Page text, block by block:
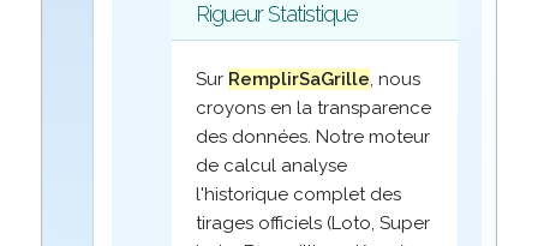
Rigueur Statistique
Sur RemplirSaGrille, nous
croyons en la transparence
des données. Notre moteur
de calcul analyse
l'historique complet des
tirages officiels (Loto, Super